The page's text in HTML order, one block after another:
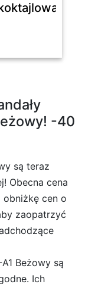
-40
są teraz
Obecna cena
obniżkę cen o
zaopatrzyć
Beżowy są
Ich